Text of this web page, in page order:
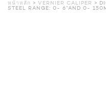
หน้าหลัก > VERNIER CALIPER
>
STEEL RANGE: 0- 6”AND 0-